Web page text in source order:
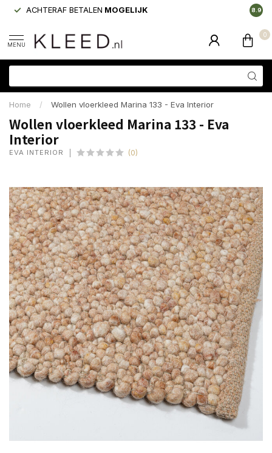
ACHTERAF BETALEN MOGELIJK 8.9
MENU
0
Home / Wollen vloerkleed Marina 133 - Eva Interior
Wollen vloerkleed Marina 133 - Eva
Interior
EVA INTERIOR (0)